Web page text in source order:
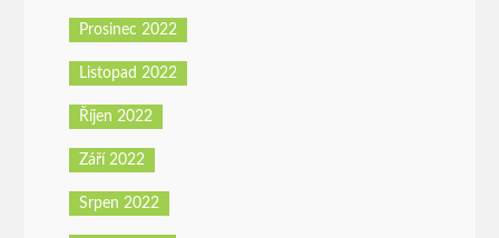
Prosinec 2022
Listopad 2022
Říjen 2022
Září 2022
Srpen 2022